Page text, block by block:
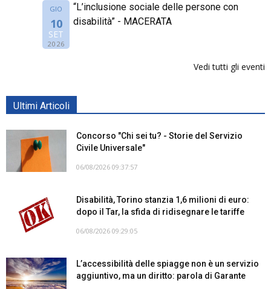
GIO
10
SET
2026
“L’inclusione sociale delle persone con
disabilità” - MACERATA
Vedi tutti gli eventi
Ultimi Articoli
Concorso "Chi sei tu? - Storie del Servizio
Civile Universale"
06/08/2026 09:37:57
Disabilità, Torino stanzia 1,6 milioni di euro:
dopo il Tar, la sfida di ridisegnare le tariffe
06/08/2026 09:29:05
L’accessibilità delle spiagge non è un servizio
aggiuntivo, ma un diritto: parola di Garante